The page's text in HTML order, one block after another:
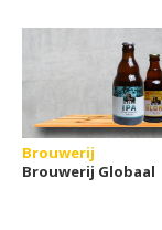
Brouwerij
Brouwerij Globaal